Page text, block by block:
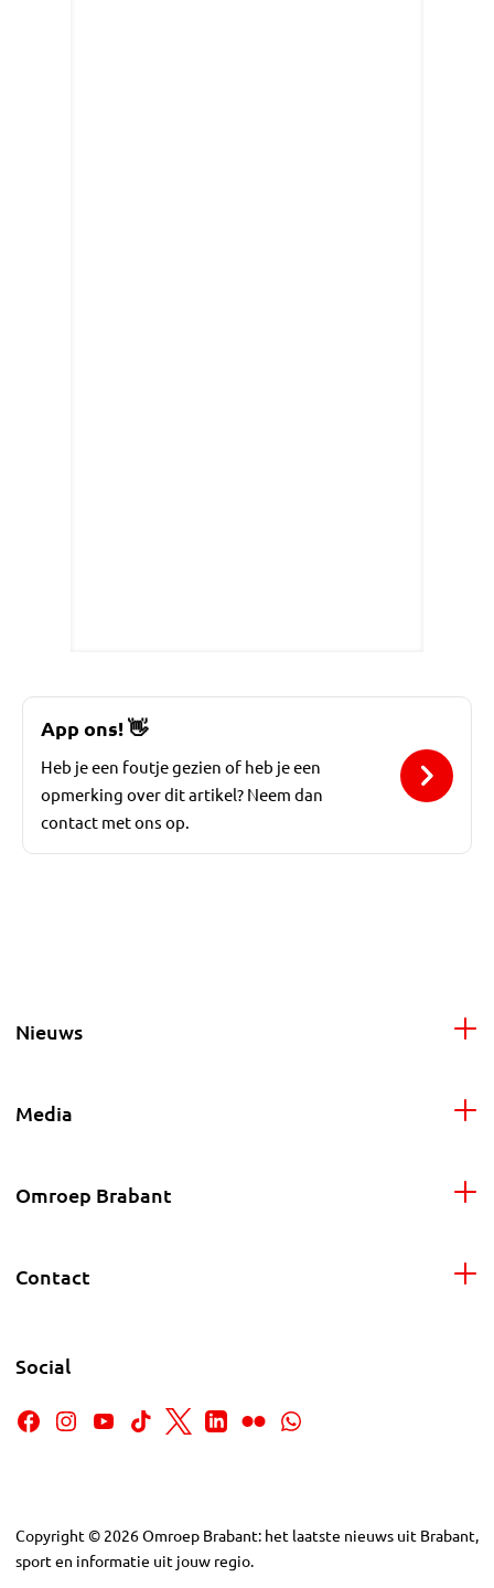
App ons!👋
Heb je een foutje gezien of heb je een
opmerking over dit artikel? Neem dan
contact met ons op.
Nieuws
Media
Omroep Brabant
Contact
Social
Copyright © 2026Omroep Brabant: het laatste nieuws uit Brabant,
sport en informatie uit jouw regio.